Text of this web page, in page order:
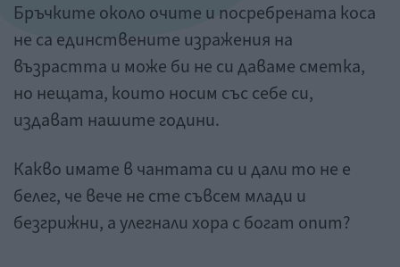
Бръчките около очите и посребрената коса
не са единствените изражения на
възрастта и може би не си даваме сметка,
но нещата, които носим със себе си,
издават нашите години.
Какво имате в чантата си и дали то не е
белег, че вече не сте съвсем млади и
безгрижни, а улегнали хора с богат опит?